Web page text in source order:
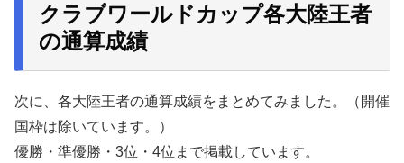
クラブワールドカップ各大陸王者
の通算成績
次に、各大陸王者の通算成績をまとめてみました。（開催
国枠は除いています。）
優勝・準優勝・3位・4位まで掲載しています。